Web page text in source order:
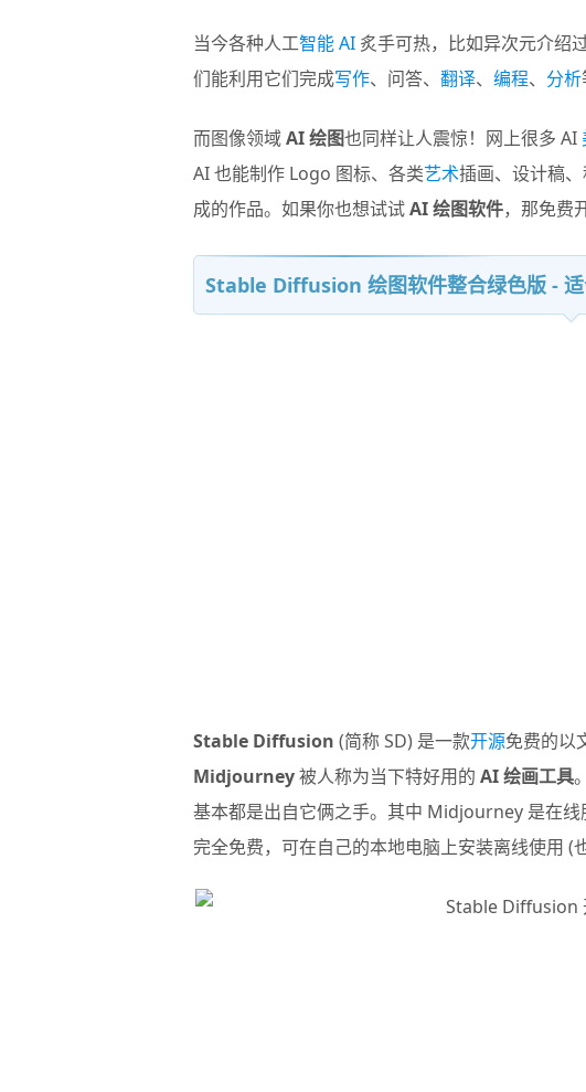
当今各种人工智能 AI炙手可热，比如异次元介绍
们能利用它们完成写作、问答、 翻译、 编程、 分析
而图像领域AI 绘图也同样让人震惊！网上很多 AI
AI 也能制作 Logo 图标、各类艺术插画、设计稿
成的作品。如果你也想试试AI 绘图软件，那免费
Stable Diffusion 绘图软件整合绿色版 -
Stable Diffusion (简称 SD) 是一款开源免费的以
Midjourney被人称为当下特好用的 AI 绘画工具
基本都是出自它俩之手。其中 Midjourney 是在线
完全免费，可在自己的本地电脑上安装离线使用 (